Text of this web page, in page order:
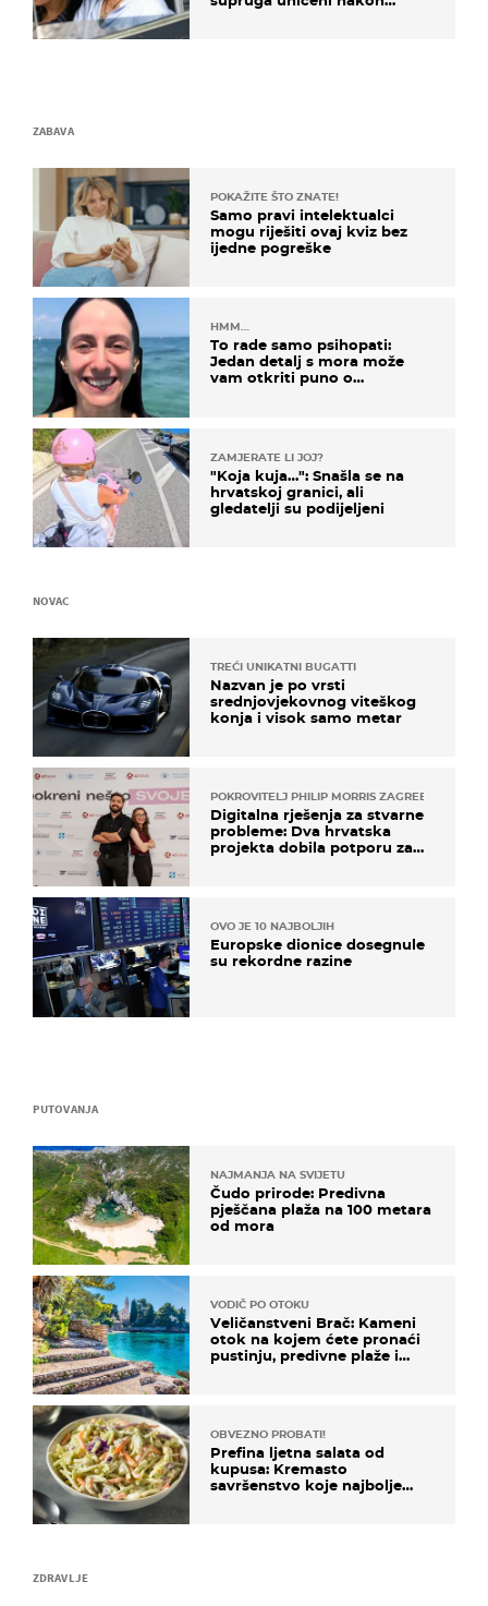
ZDRAVLJE
ZABAVA
POKAŽITE ŠTO ZNATE!
Samo pravi intelektualci
mogu riješiti ovaj kviz bez
ijedne pogreške
HMM…
To rade samo psihopati:
Jedan detalj s mora može
vam otkriti puno o
ZAMJERATE LI JOJ?
"Koja kuja…": Snašla se na
hrvatskoj granici, ali
gledatelji su podijeljeni
PUTOVANJA
NAJMANJA NA SVIJETU
Čudo prirode: Predivna
pješčana plaža na 100 metara
od mora
VODIČ PO OTOKU
Veličanstveni Brač: Kameni
otok na kojem ćete pronaći
pustinju, predivne plaže i
OBVEZNO PROBATI!
Prefina ljetna salata od
kupusa: Kremasto
savršenstvo koje najbolje
NOVAC
TREĆI UNIKATNI BUGATTI
Nazvan je po vrsti
srednjovjekovnog viteškog
konja i visok samo metar
POKROVITELJ PHILIP MORRIS ZAGREB
Digitalna rješenja za stvarne
probleme: Dva hrvatska
projekta dobila potporu za
OVO JE 10 NAJBOLJIH
Europske dionice dosegnule
su rekordne razine